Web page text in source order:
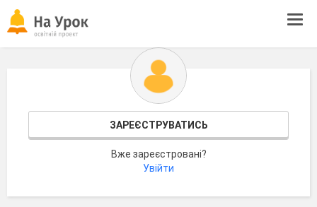
ЗАРЕЄСТРУВАТИСЬ
Вже зареєстровані?
Увійти